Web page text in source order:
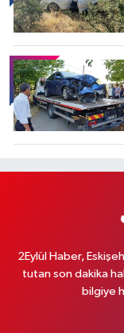
2Eylül Haber,
tutan son dakika
bilgiye